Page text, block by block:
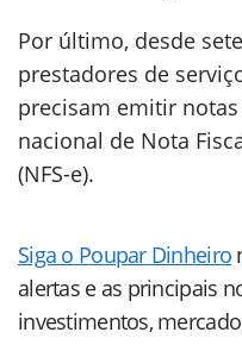
Por último, desde
prestadores de
precisam emitir
nacional de Nota
(NFS-e).
Siga o Poupar Dinheiro
alertas e as principais
investimentos,